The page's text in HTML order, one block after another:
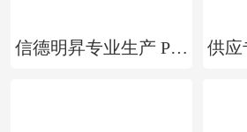
信德明昇专业生产 PET防雾膜 高清 环保 防起雾 防雾透明片材卷材